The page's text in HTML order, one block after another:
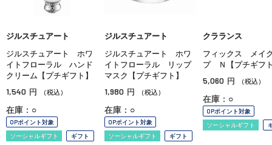
ジルスチュアート
ジルスチュアート ホワ
イトフローラル ハンド
クリーム【プチギフト】
1,540 円 （税込）
在庫：○
OPポイント対象
ソーシャルギフト
ギフト
ジルスチュアート
ジルスチュアート ホワ
イトフローラル リップ
マスク【プチギフト】
1,980 円 （税込）
在庫：○
OPポイント対象
ソーシャルギフト
ギフト
クラランス
フィックス メイ
プ Ｎ【プチギフ
5,060 円 （税込）
在庫：○
OPポイント対象
ソーシャルギフト